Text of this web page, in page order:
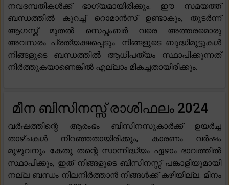
നവദമ്പതികൾക്ക് ഭാഗ്യമായിരിക്കും. ഈ സമയത്ത്
ബന്ധത്തിൽ കുറച്ച് റൊമാൻസ് ഉണ്ടാകും, തുടർന്ന്
ആഗസ്ത് മുതൽ സെപ്തംബർ വരെ അത്തരമൊരു
അവസരം പ്രത്യക്ഷപ്പെടും. നിങ്ങളുടെ ബുദ്ധിമുട്ടുകൾ
നിങ്ങളുടെ ബന്ധത്തിൽ ആധിപത്യം സ്ഥാപിക്കുന്നത്
നിർത്തുകയാണെങ്കിൽ എല്ലാം മികച്ചതായിരിക്കും.
മീന ബിസിനസ്സ് രാശിഫലം 2024
വർഷത്തിന്റെ ആരംഭം ബിസിനസുകാർക്ക് ഉയർച്ച
താഴ്ചകൾ നിറഞ്ഞതായിരിക്കും, കാരണം വർഷം
മുഴുവനും കേതു തന്റെ സാന്നിദ്ധ്യം ഏഴാം ഭാവത്തിൽ
സ്ഥാപിക്കും, ഇത് നിങ്ങളുടെ ബിസിനസ്സ് പങ്കാളിയുമായി
നല്ല ബന്ധം നിലനിർത്താൻ നിങ്ങൾക്ക് കഴിയില്ല. മീനം